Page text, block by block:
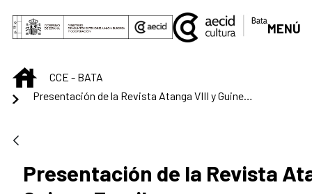
Skip to Main Content
MENÚ
INICIOCCE - BATA
Presentación de la Revista Atanga VIII y Guinea Escribe
Presentación de la Revista